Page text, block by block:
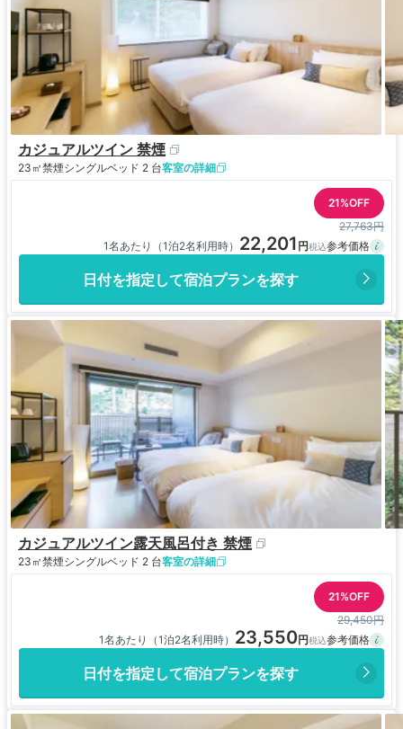
カジュアルツイン 禁煙
23㎡禁煙シングルベッド 2 台客室の詳細
21%OFF
27,763円
1名あたり（1泊2名利用時） 22,201
日付を指定して宿泊プランを探す
カジュアルツイン露天風呂付き 禁煙
23㎡禁煙シングルベッド 2 台客室の詳細
21%OFF
29,450円
1名あたり（1泊2名利用時） 23,550
日付を指定して宿泊プランを探す